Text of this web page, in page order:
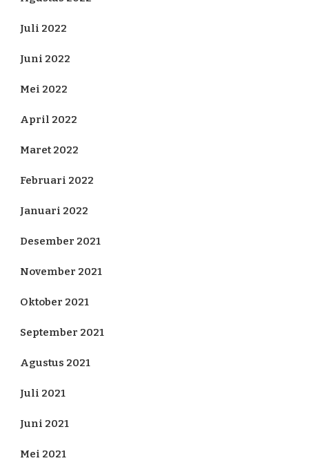
Juli 2022
Juni 2022
Mei 2022
April 2022
Maret 2022
Februari 2022
Januari 2022
Desember 2021
November 2021
Oktober 2021
September 2021
Agustus 2021
Juli 2021
Juni 2021
Mei 2021